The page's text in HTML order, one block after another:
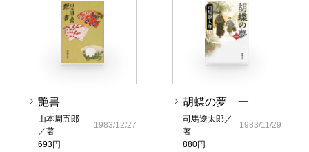
艶書
山本周五郎
／著
693円
1983/12/27
胡蝶の夢 一
司馬遼太郎／
著
880円
1983/11/29